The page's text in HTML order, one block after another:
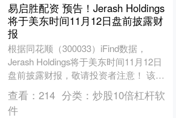
易启胜配资 预告！Jerash Holdings
将于美东时间11月12日盘前披露财
报
根据同花顺（300033）iFind数据，
Jerash Holdings将于美东时间11月12日
盘前披露财报，敬请投资者注意！ 该公
司的历史财报披露情况： 日期....
查看： 214 分类： 炒股10倍杠杆软
件